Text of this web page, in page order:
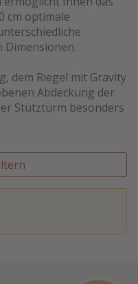
cm optimale
Dimensionen.
dem Riegel mit Gravity
Abdeckung der
Stütztürm besonders